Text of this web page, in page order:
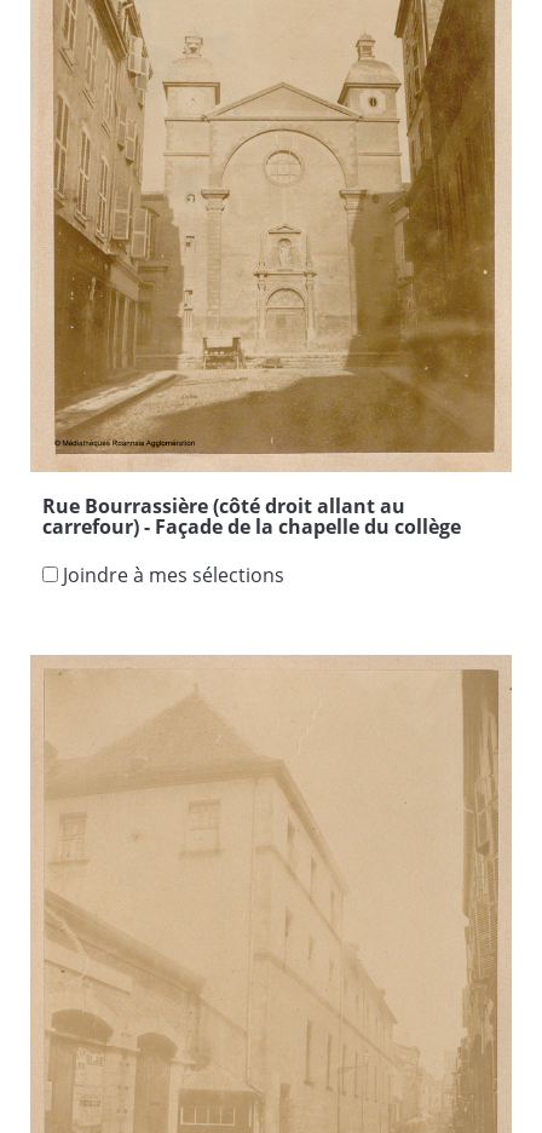
Rue Bourrassière (côté droit allant au
carrefour) - Façade de la chapelle du collège
Joindre à mes sélections